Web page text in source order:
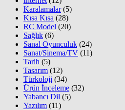
Karalamalar(5)
Kısa Kısa (28)
RC Model (20)
Sağlık (6)
Sanal Oyunculuk (24)
Sanat/Sinema/TV (11)
Tarih (5)
Tasarım (12)
Türkoloji (34)
Ürün İnceleme (32)
Yabancı Dil (5)
Yazılım (11)